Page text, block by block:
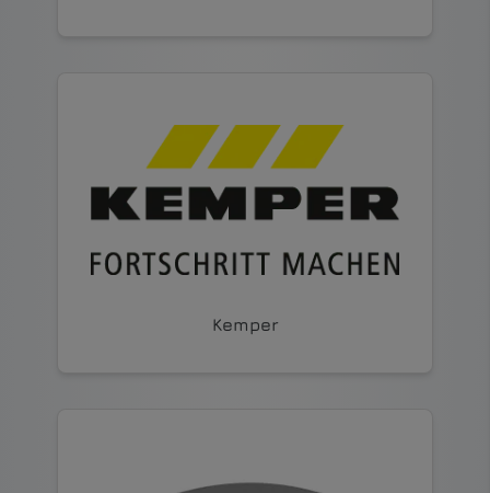
Kemper